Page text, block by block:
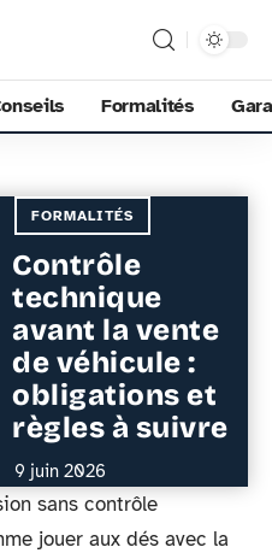
Formalités
FORMALITÉS
Contrôle
technique
avant la vente
de véhicule :
obligations et
règles à suivre
9 juin 2026
sans contrôle
jouer aux dés avec la